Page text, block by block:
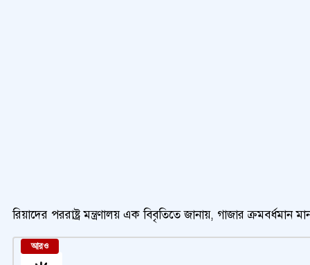
রিয়াদের পররাষ্ট্র মন্ত্রণালয় এক বিবৃতিতে জানায়, গাজার
আরও